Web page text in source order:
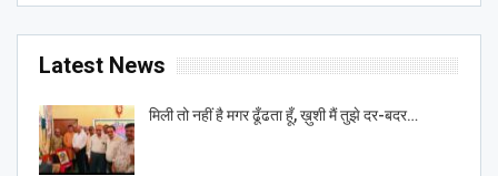
Latest News
मिली तो नहीं है मगर ढूँढता हूँ, ख़ुशी मैं तुझे दर-बदर…